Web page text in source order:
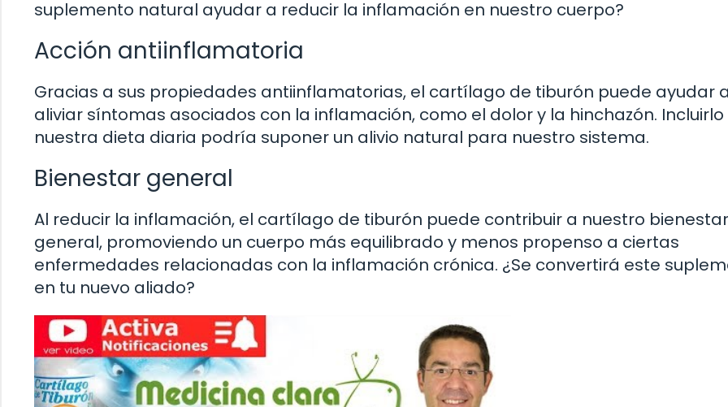
suplemento natural ayudar a reducir la inflamación en nuestro cuerpo?
Acción antiinflamatoria
Gracias a sus propiedades antiinflamatorias, el cartílago de tiburón puede ayudar a
aliviar síntomas asociados con la inflamación, como el dolor y la hinchazón. Incluirlo
nuestra dieta diaria podría suponer un alivio natural para nuestro sistema.
Bienestar general
Al reducir la inflamación, el cartílago de tiburón puede contribuir a nuestro bienestar
general, promoviendo un cuerpo más equilibrado y menos propenso a ciertas
enfermedades relacionadas con la inflamación crónica. ¿Se convertirá este
en tu nuevo aliado?